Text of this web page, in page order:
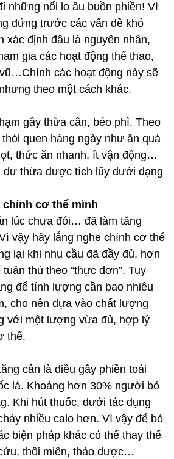
những nổi lo âu buồn phiền! Vì
đứng trước các vấn đề khó
xác định đâu là nguyên nhân,
gia các hoạt động thể thao,
các hoạt động này sẽ
theo một cách khác.
gây thừa cân, béo phì. Theo
quen hàng ngày như ăn quá
thức ăn nhanh, ít vận động…
dư thừa được tích lũy dưới dạng
chính cơ thể mình
lúc chưa đói… đã làm tăng
vậy hãy lắng nghe chính cơ thể
lại khi nhu cầu đã đầy đủ, hơn
thủ theo “thực đơn”. Tuy
để tính lượng cần bao nhiêu
cho nên dựa vào chất lượng
với một lượng vừa đủ, hợp lý
thể.
cân là điều gây phiền toái
lá. Khoảng hơn 30% người bỏ
Khi hút thuốc, dưới tác dụng
nhiều calo hơn. Vì vậy để bỏ
biện pháp khác có thể thay thế
thôi miên, thảo dược…